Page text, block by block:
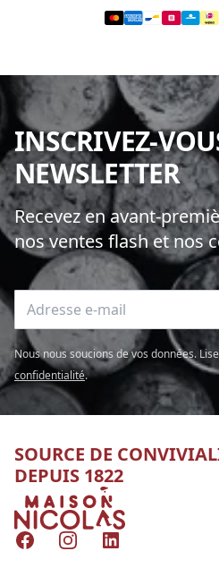
INSCRIVEZ-
NEWSLETTER
Recevez en avant-
nos ventes flash et nos
Adresse e-mail
Nous nous soucions de vos données.
confidentialité.
SOURCE DE
DEPUIS 1822
Nicolas
FacebookInstagramLinkedIn